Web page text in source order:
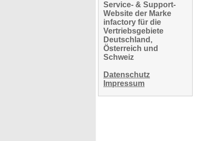
Service- & Support-
Website der Marke
infactory für die
Vertriebsgebiete
Deutschland,
Österreich und
Schweiz
Datenschutz
Impressum